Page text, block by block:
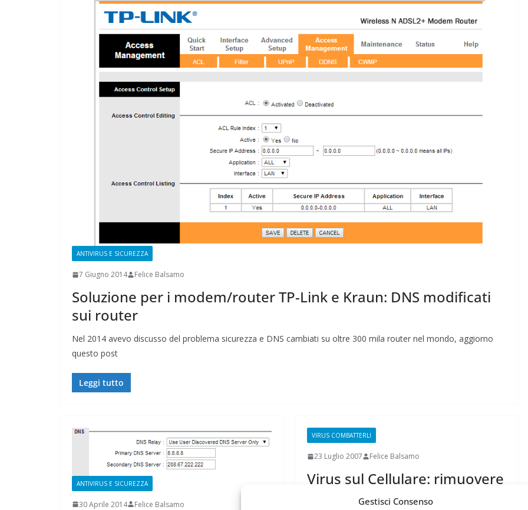
Gestisci Consenso
ANTIVIRUS E SICUREZZA
7 Giugno 2014 Felice Balsamo
Soluzione per i modem/router TP-Link e Kraun: DNS modificati
sui router
Nel 2014 avevo discusso del problema sicurezza e DNS cambiati su oltre 300 mila router nel mondo, aggiorno
questo post
Leggi tutto
ANTIVIRUS E SICUREZZA
30 Aprile 2014 Felice Balsamo
VIRUS COMBATTERLI
23 Luglio 2007 Felice Balsamo
Virus sul Cellulare: rimuovere
virus dal cellulare
CAMPAGNA
ELETTORALE: 50 DI 50
1 Ottobre 2021 Felice Balsamo
Rilassarsi e
19 Maggio 2024 Felice Balsamo